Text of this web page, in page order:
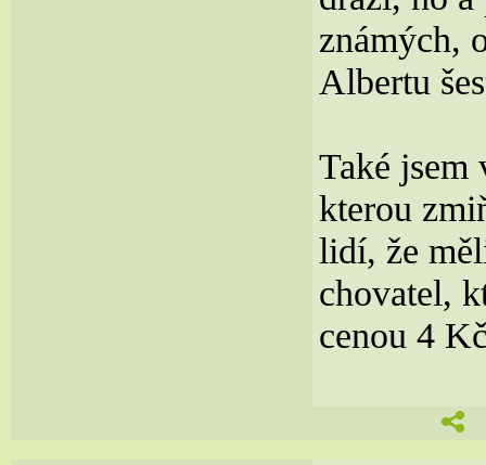
známých,
Albertu
Také jsem
kterou
lidí, že
chovatel,
cenou 4